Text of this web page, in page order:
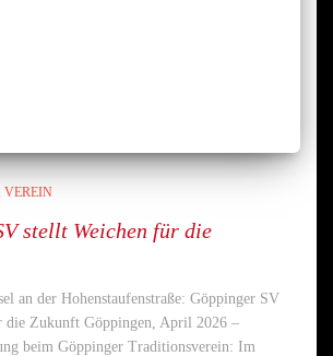
VEREIN
stellt Weichen für die
an der Hohenstaufenstraße: Göppinger SV
die Zukunft Göppingen, April 2026 –
beim Göppinger Traditionsverein: Im